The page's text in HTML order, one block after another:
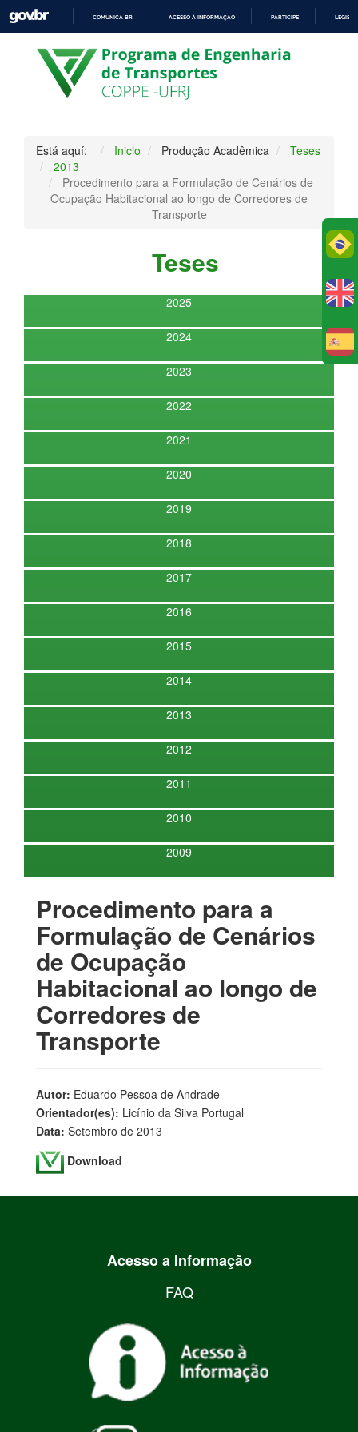
PARA
O
CONTEÚDO
COMUNICA BR ACESSO À INFORMAÇÃO PARTICIPE
Está aquí: Inicio Produção Acadêmica
Teses
2013
Procedimento para a Formulação de Cenários de
Ocupação Habitacional ao longo de Corredores de
Transporte
Teses
2025
2024
2023
2022
2021
2020
2019
2018
2017
2016
2015
2014
2013
2012
2011
2010
2009
Procedimento para a
Formulação de Cenários
de Ocupação
Habitacional ao longo de
Corredores de
Transporte
Autor: Eduardo Pessoa de Andrade
Orientador(es): Licínio da Silva Portugal
Data: Setembro de 2013
Download
Acesso a Informação
FAQ